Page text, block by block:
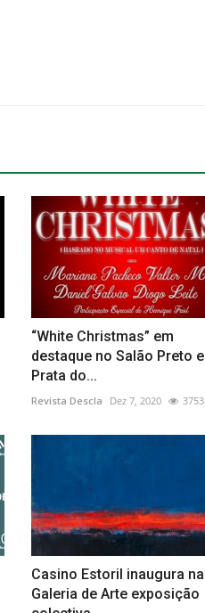
“White Christmas” em
destaque no Salão Preto e
Prata do...
Revista Descla Dez 7, 2020 3753
Casino Estoril inaugura na
Galeria de Arte exposição